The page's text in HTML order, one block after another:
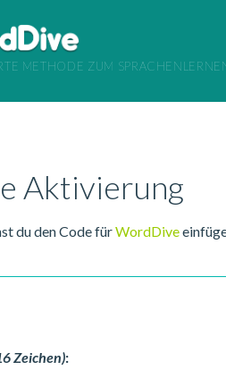
METHODE ZUM
Aktivierung
du den Code fürWordDive
Zeichen):